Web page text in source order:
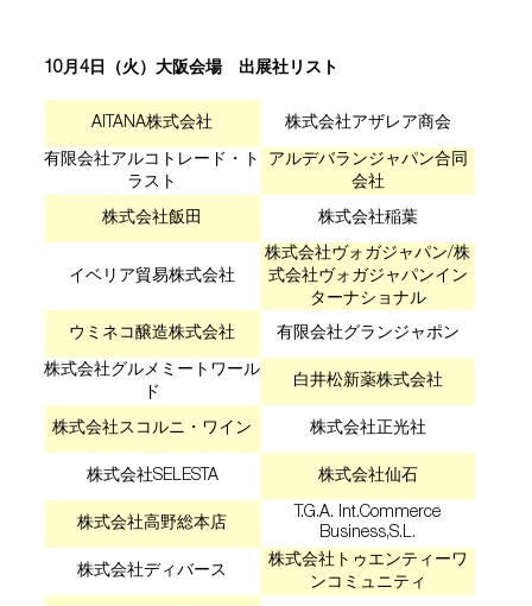
10月4日（火）大阪会場 出展社リスト
AITANA株式会社 株式会社アザレア商会
有限会社アルコトレード・ト
ラスト
アルデバランジャパン合同
会社
株式会社飯田 株式会社稲葉
イベリア貿易株式会社
株式会社ヴォガジャパン/株
式会社ヴォガジャパンイン
ターナショナル
ウミネコ醸造株式会社 有限会社グランジャポン
株式会社グルメミートワール
ド
白井松新薬株式会社
株式会社スコルニ・ワイン 株式会社正光社
株式会社SELESTA 株式会社仙石
株式会社高野総本店
T.G.A. Int.Commerce
Business,S.L.
株式会社ディバース
株式会社トゥエンティーワ
ンコミュニティ